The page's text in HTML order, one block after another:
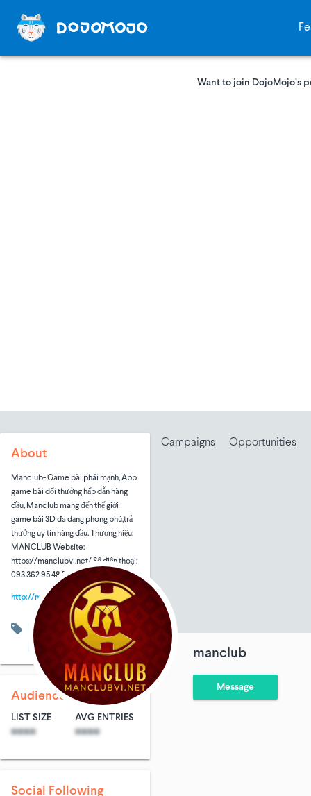
Want to join DojoMojo’s
manclub
Message
About
Manclub- Game bài phái mạnh, App
game bài đổi thưởng hấp dẫn hàng
đầu, Manclub mang đến thế giới
game bài 3D đa dạng phong phú,trả
thưởng uy tín hàng đầu. Thương hiệu:
MANCLUB Website:
https://manclubvi.net/ Số điện thoại:
093 362 95 48 Email: m
http://manclubvi.net
Advertising & Marketing
Art & Entertainment B2B
Audience Size
LIST SIZE
****
AVG ENTRIES
****
Social Following
Campaigns Opportunities